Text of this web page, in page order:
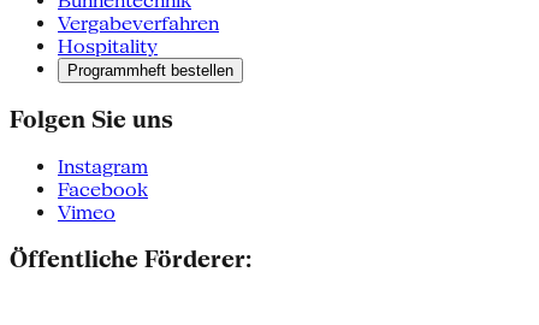
Vergabeverfahren
Hospitality
Programmheft bestellen
Folgen Sie uns
Instagram
Facebook
Vimeo
Öffentliche Förderer: